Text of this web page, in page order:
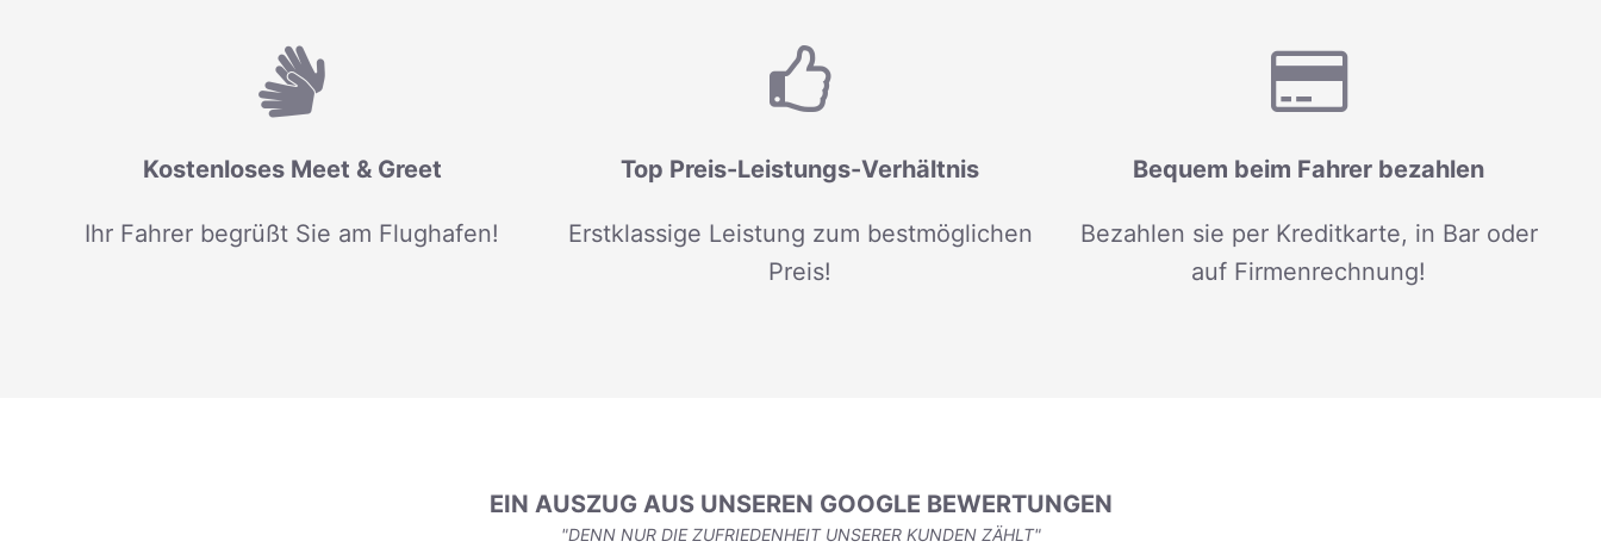
Kostenloses Meet & Greet
Ihr Fahrer begrüßt Sie am Flughafen!
Top Preis-Leistungs-Verhältnis
Erstklassige Leistung zum bestmöglichen
Preis!
Bequem beim Fahrer bezahlen
Bezahlen sie per Kreditkarte, in Bar oder
auf Firmenrechnung!
EIN AUSZUG AUS UNSEREN GOOGLE BEWERTUNGEN
"DENN NUR DIE ZUFRIEDENHEIT UNSERER KUNDEN ZÄHLT"